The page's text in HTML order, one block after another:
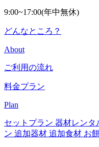
9:00~17:00(年中無休)
どんなところ？
About
ご利用の流れ
料金プラン
Plan
セットプラン 器材レンタ
ン 追加器材 追加食材 お